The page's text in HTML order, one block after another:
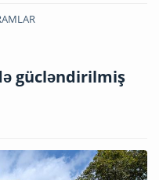
gücləndirilmiş